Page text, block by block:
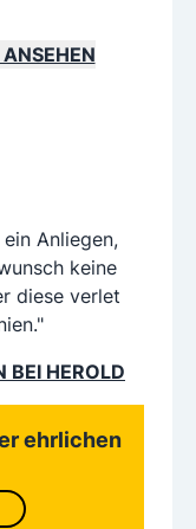
Anliegen,
keine
diese verlet
BEI HEROLD
ehrlichen